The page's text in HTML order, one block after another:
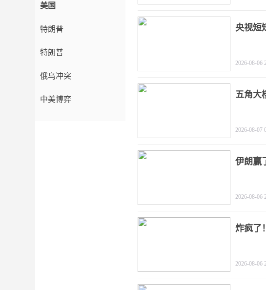
美国
特朗普
特朗普
俄乌冲突
中美博弈
央视短
2026-08-06
五角大
2026-08-07
伊朗赢
2026-08-06
炸疯了
2026-08-06